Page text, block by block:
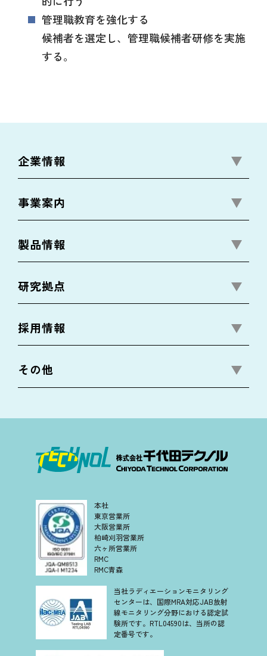
管理職教育を強化する
候補者を選定し、管理職候補者研修を実施
する。
企業情報
事業案内
製品情報
研究拠点
採用情報
その他
本社
東京営業所
大阪営業所
柏崎刈羽営業所
六ヶ所営業所
RMC
RMC青森
当社ラディエーションモニタリング
センターは、国際MRA対応JAB放射
線モニタリング分野における認定試
験所です。RTL04590は、当所の認
定番号です。